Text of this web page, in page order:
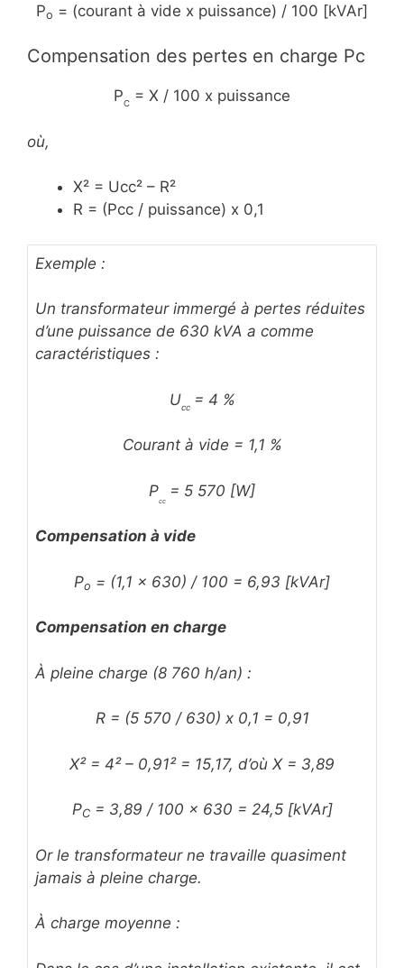
Po = (courant à vide x puissance) / 100 [kVAr]
Compensation des pertes en charge Pc
PC = X / 100 x puissance
où,
X² = Ucc² – R²
R = (Pcc / puissance) x 0,1
Exemple :
Un transformateur immergé à pertes réduites
d’une puissance de 630 kVA a comme
caractéristiques :
Ucc = 4 %
Courant à vide = 1,1 %
P
cc
= 5 570 [W]
Compensation à vide
Po = (1,1 x 630) / 100 = 6,93 [kVAr]
Compensation en charge
À pleine charge (8 760 h/an) :
R = (5 570 / 630) x 0,1 = 0,91
X² = 4² – 0,91² = 15,17, d’où X = 3,89
PC= 3,89 / 100 x 630 = 24,5 [kVAr]
Or le transformateur ne travaille quasiment
jamais à pleine charge.
À charge moyenne :